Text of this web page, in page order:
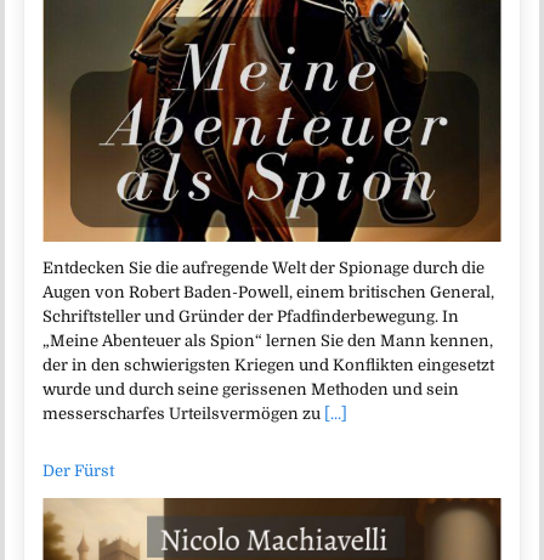
Entdecken Sie die aufregende Welt der Spionage durch die
Augen von Robert Baden-Powell, einem britischen General,
Schriftsteller und Gründer der Pfadfinderbewegung. In
„Meine Abenteuer als Spion“ lernen Sie den Mann kennen,
der in den schwierigsten Kriegen und Konflikten eingesetzt
wurde und durch seine gerissenen Methoden und sein
messerscharfes Urteilsvermögen zu [...]
Der Fürst